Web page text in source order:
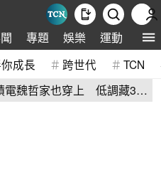
專題 娛樂 運動 全球
成長 跨世代 TCN
電魏哲家也穿上 低調藏38